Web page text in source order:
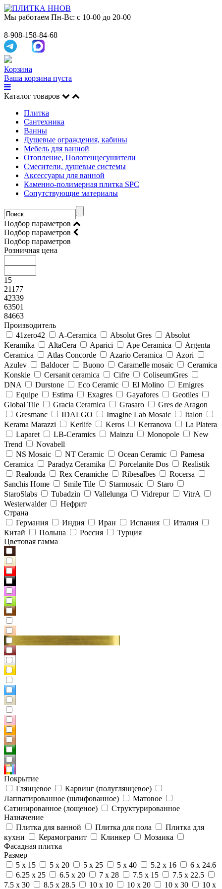
Мы работаем Пн-Вс: с 10-00 до 20-00
8-908-158-84-68
Корзина
Ваша корзина пуста
Каталог товаров
Плитка
Сантехника
Ванны
Душевые ограждения, кабины
Мебель для ванной
Отопление, Полотенцесушители
Смесители, душевые системы
Аксессуары для ванной
Каменно-полимерная плитка SPC
Сопутствующие материалы
Подбор параметров
Подбор параметров
Подбор параметров
Розничная цена
15
21177
42339
63501
84663
Производитель
41zero42
A-Ceramica Absolut Gres
Absolut
Keramika
AltaCera Aparici Ape Ceramica
Argenta
Ceramica
Atlas Concorde Azario Ceramica
Azori
Azulev
Baldocer Buono Caramelle mosaic
Ceramica
Konskie
Cersanit ceramica Cifre
ColiseumGres
DNA
Durstone Eco Ceramic El Molino
Emigres
Equipe
Estima Exagres Gayafores
Geotiles
Global Tile
Gracia Ceramica Grasaro
Gres de Aragon
Gresmanc
IDALGO Imagine Lab Mosaic
Italon
Kerama Marazzi
Kerlife Keros Kerranova
La Platera
Laparet
LB-Ceramics Mainzu Monopole
New
Trend
Novabell
NS Mosaic
NT Ceramic Ocean Ceramic
Pamesa
Ceramica
Paradyz Сeramika Porcelanite Dos
Realistik
Realonda
Rex Ceramiche Ribesalbes
Rocersa
Sanchis Home
Smile Tile Starmosaic
Staro
StaroSlabs
Tubadzin Vallelunga Vidrepur
VitrA
Westerwalder
Нефрит
Страна
Германия
Индия Иран Испания
Италия
Китай
Польша Россия
Турция
Цветовая гамма
Покрытие
Глянцевое
Карвинг (полуглянцевое)
Лаппатированное (шлифованное)
Матовое
Сатинированное (лощеное)
Структурированное
Назначение
Плитка для ванной
Плитка для пола
Плитка для
кухни
Керамогранит Клинкер
Мозаика
Фасадная плитка
Размер
5 x 15
5 x 20 5 x 25 5 x 40 5.2 x 16
6 x 24.6
6.25 x 25
6.5 x 20 7 x 28 7.5 x 15
7.5 x 22.5
7.5 x 30
8.5 x 28.5 10 x 10 10 x 20 10 x 30 10 x